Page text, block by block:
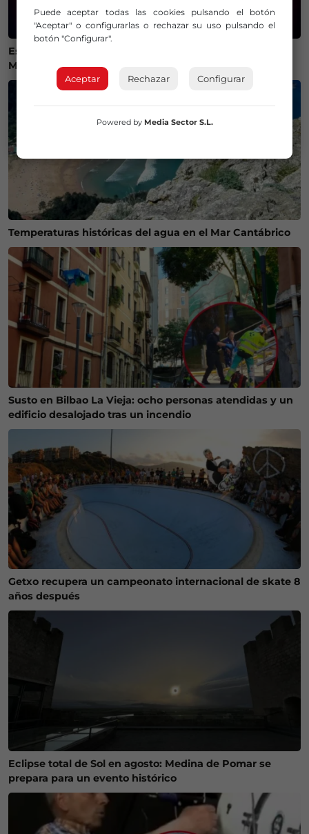
Estos son los mejores lugares de Bizkaia y Las
Merindades para ver el eclipse del 12 de agosto
Temperaturas históricas del agua en el Mar Cantábrico
Susto en Bilbao La Vieja: ocho personas atendidas y un
edificio desalojado tras un incendio
Getxo recupera un campeonato internacional de skate 8
años después
Eclipse total de Sol en agosto: Medina de Pomar se
prepara para un evento histórico
Puede aceptar todas las cookies pulsando el botón
"Aceptar" o configurarlas o rechazar su uso pulsando el
botón "Configurar".
Aceptar Rechazar Configurar
Powered by Media Sector S.L.